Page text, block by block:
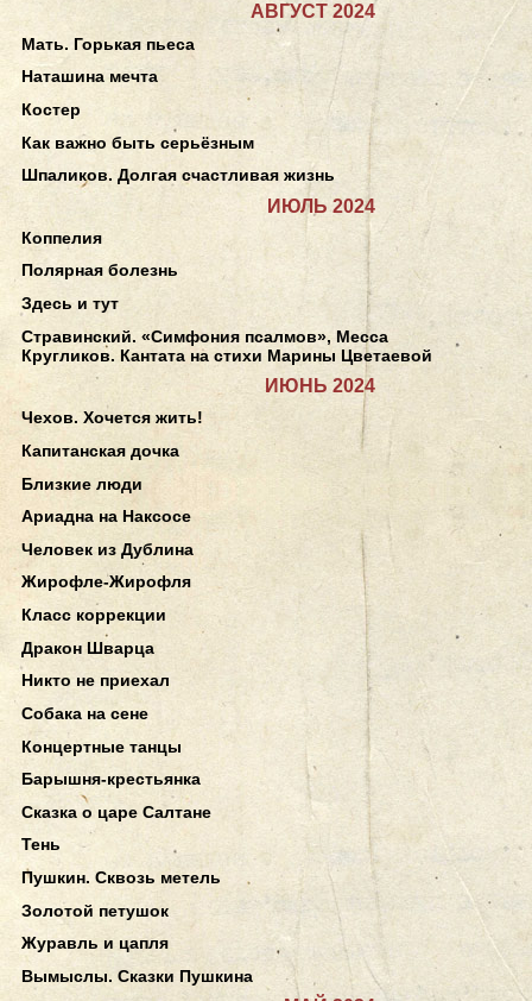
АВГУСТ 2024
Мать. Горькая пьеса
Наташина мечта
Костер
Как важно быть серьёзным
Шпаликов. Долгая счастливая жизнь
ИЮЛЬ 2024
Коппелия
Полярная болезнь
Здесь и тут
Стравинский. «Симфония псалмов», Месса
Кругликов. Кантата на стихи Марины Цветаевой
ИЮНЬ 2024
Чехов. Хочется жить!
Капитанская дочка
Близкие люди
Ариадна на Наксосе
Человек из Дублина
Жирофле-Жирофля
Класс коррекции
Дракон Шварца
Никто не приехал
Собака на сене
Концертные танцы
Барышня-крестьянка
Сказка о царе Салтане
Тень
Пушкин. Сквозь метель
Золотой петушок
Журавль и цапля
Вымыслы. Сказки Пушкина